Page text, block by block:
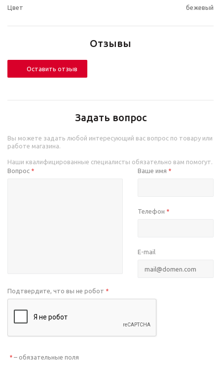
Цвет
бежевый
Отзывы
Оставить отзыв
Задать вопрос
Вы можете задать любой интересующий вас вопрос по товару или
работе магазина.
Наши квалифицированные специалисты обязательно вам помогут.
Вопрос * Ваше имя *
Телефон *
E-mail
Подтвердите, что вы не робот *
* – обязательные поля